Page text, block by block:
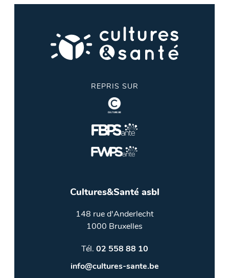
REPRIS SUR
Cultures&Santé asbl
148 rue d'Anderlecht
1000 Bruxelles
Tél. 02 558 88 10
info@cultures-sante.be